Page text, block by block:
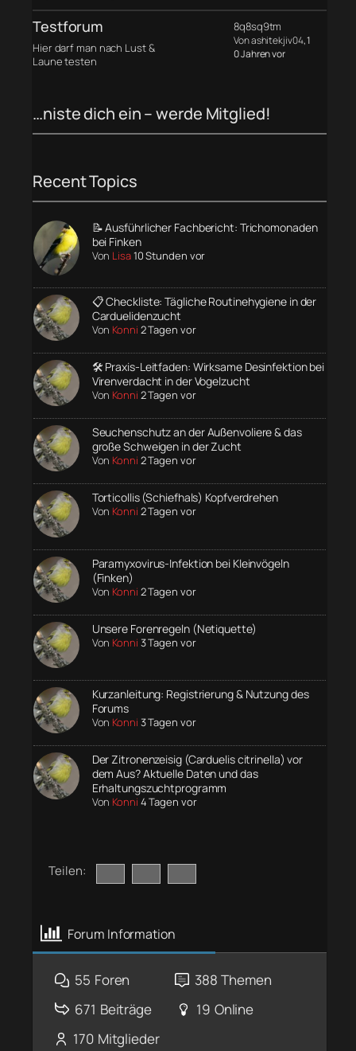
Testforum
Hier darf man nach Lust &
Laune testen
8q8sq9tm
Von ashitekjiv04, 1
0 Jahren vor
…niste dich ein – werde Mitglied!
Recent Topics
📝 Ausführlicher Fachbericht: Trichomonaden
bei Finken
Von Lisa10 Stunden vor
📋 Checkliste: Tägliche Routinehygiene in der
Carduelidenzucht
Von Konni 2 Tagen vor
🛠️ Praxis-Leitfaden: Wirksame Desinfektion bei
Virenverdacht in der Vogelzucht
Von Konni 2 Tagen vor
Seuchenschutz an der Außenvoliere & das
große Schweigen in der Zucht
Von Konni 2 Tagen vor
Torticollis (Schiefhals) Kopfverdrehen
Von Konni 2 Tagen vor
Paramyxovirus-Infektion bei Kleinvögeln
(Finken)
Von Konni 2 Tagen vor
Unsere Forenregeln (Netiquette)
Von Konni 3 Tagen vor
Kurzanleitung: Registrierung & Nutzung des
Forums
Von Konni 3 Tagen vor
Der Zitronenzeisig (Carduelis citrinella) vor
dem Aus? Aktuelle Daten und das
Erhaltungszuchtprogramm
Von Konni 4 Tagen vor
Teilen:
Forum Information
55 Foren 388 Themen
671 Beiträge 19 Online
170 Mitglieder